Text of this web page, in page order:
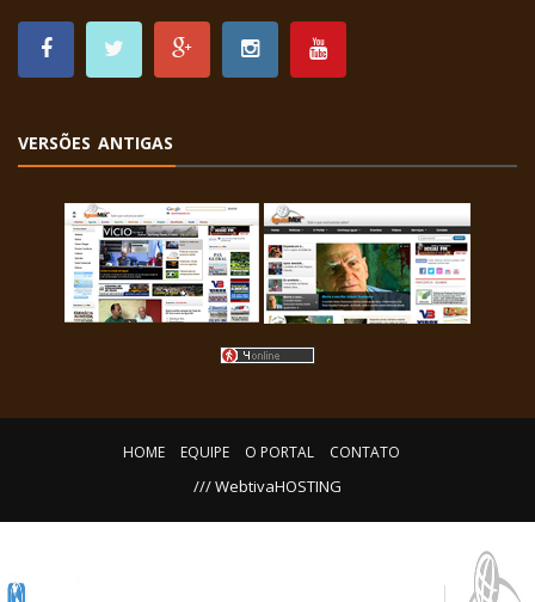
VERSÕES ANTIGAS
HOME EQUIPE O PORTAL CONTATO
/// WebtivaHOSTING